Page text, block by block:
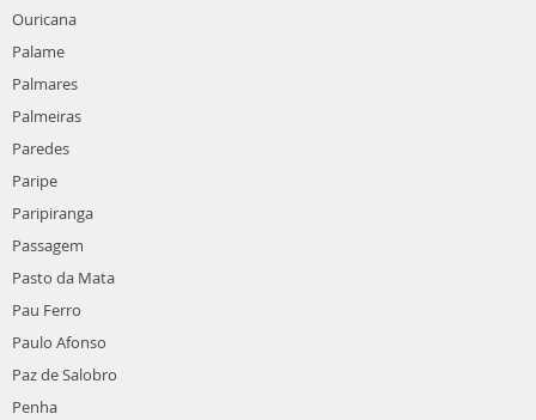
Ouricana
Palame
Palmares
Palmeiras
Paredes
Paripe
Paripiranga
Passagem
Pasto da Mata
Pau Ferro
Paulo Afonso
Paz de Salobro
Penha